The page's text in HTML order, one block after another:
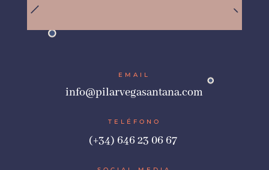
EMAIL
info@pilarvegasantana.com
TELÉFONO
(+34) 646 23 06 67